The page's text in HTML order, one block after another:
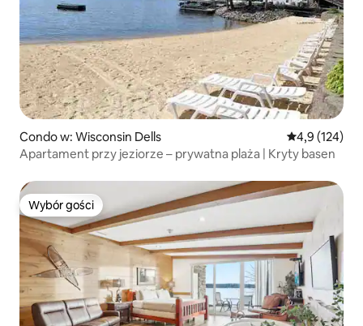
Condo w: Wisconsin Dells Średnia
4,9 (124)
Apartament przy jeziorze – prywatna plaża | Kryty basen
Wybór gości
Wybór gości